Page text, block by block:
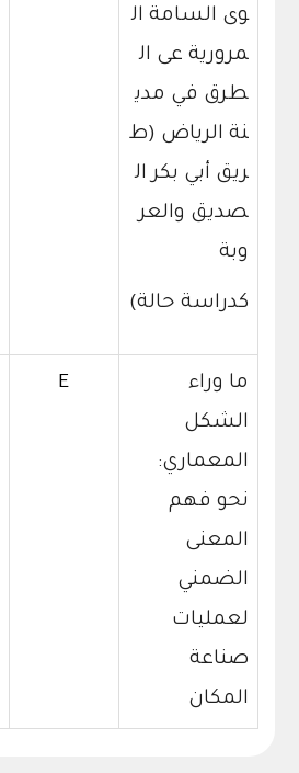
وى السامة ال
مرورية عى ال
طرق في مدي
نة الرياض (ط
ريق أبي بكر ال
صديق والعر
وبة
كدراسة حالة)
ما وراء
الشكل
المعماري:
نحو فهم
المعنى
الضمني
لعمليات
صناعة
المكان
E